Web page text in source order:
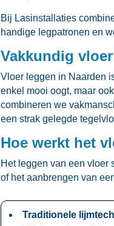
Bij Lasinstallaties
handige legpatronen en
Vakkundig
Vloer leggen in Naarden
enkel mooi oogt, maar
combineren we
een strak gelegde
Hoe werkt het
Het leggen van een vloer
of het aanbrengen van
Traditionele